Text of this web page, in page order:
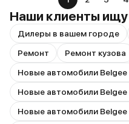
Наши клиенты
Дилеры в вашем городе
Ремонт
Ремонт кузова
Новые автомобили
Новые автомобили Belgee
Новые автомобили Belgee